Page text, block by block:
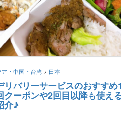
・中国・台湾 > 日本
リバリーサービスのおすすめ
クーポンや2回目以降も使え
介♪